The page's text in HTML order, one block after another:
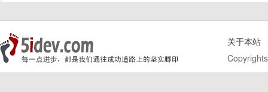
关于本站